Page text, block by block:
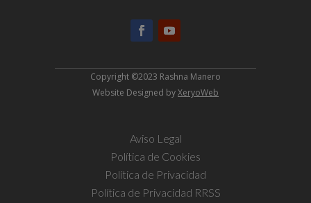
Copyright ©2023 Rashna Manero
Website Designed byXeryoWeb
Aviso Legal
Política de Cookies
Política de Privacidad
Política de Privacidad RRSS